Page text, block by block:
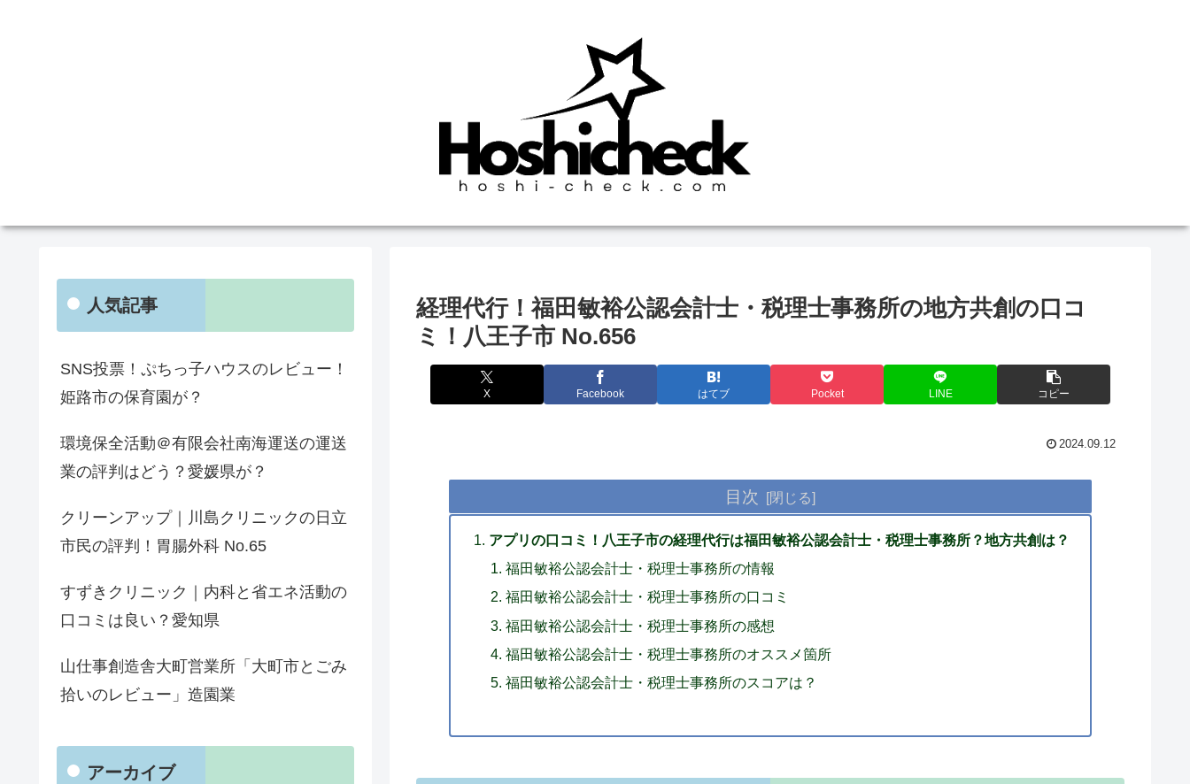
経理代行！福田敏裕公認会計士・税理士事務所の地方共創の口コ
ミ！八王子市 No.656
X Facebook はてブ Pocket LINE コピー
2024.09.12
目次
アプリの口コミ！八王子市の経理代行は福田敏裕公認会計士・税理士事務所？地方共創は？
福田敏裕公認会計士・税理士事務所の情報
福田敏裕公認会計士・税理士事務所の口コミ
福田敏裕公認会計士・税理士事務所の感想
福田敏裕公認会計士・税理士事務所のオススメ箇所
福田敏裕公認会計士・税理士事務所のスコアは？
人気記事
SNS投票！ぷちっ子ハウスのレビュー！
姫路市の保育園が？
環境保全活動＠有限会社南海運送の運送
業の評判はどう？愛媛県が？
クリーンアップ｜川島クリニックの日立
市民の評判！胃腸外科 No.65
すずきクリニック｜内科と省エネ活動の
口コミは良い？愛知県
山仕事創造舎大町営業所「大町市とごみ
拾いのレビュー」造園業
アーカイブ